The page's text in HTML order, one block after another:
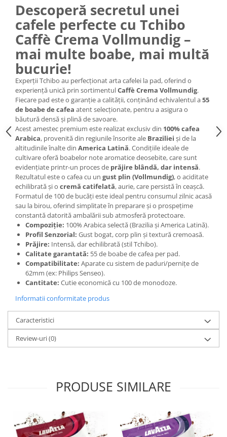
Descoperă secretul unei
cafele perfecte cu Tchibo
Caffè Crema Vollmundig –
mai multe boabe, mai multă
bucurie!
Experții Tchibo au perfecționat arta cafelei la pad, oferind o
experiență unică prin sortimentulCaffè Crema Vollmundig.
Fiecare pad este o garanție a calității, conținând echivalentul a55
de boabe de cafea atent selecționate, pentru a asigura o
băutură densă și plină de savoare.
Acest amestec premium este realizat exclusiv din 100% cafea
Arabica, provenită din regiunile însorite ale Braziliei și de la
altitudinile înalte din America Latină. Condițiile ideale de
cultivare oferă boabelor note aromatice deosebite, care sunt
evidențiate printr-un proces de prăjire blândă, dar intensă.
Rezultatul este o cafea cu un gust plin (Vollmundig), o aciditate
echilibrată și o cremă catifelată, aurie, care persistă în ceașcă.
Formatul de 100 de bucăți este ideal pentru consumul zilnic acasă
sau la birou, oferind simplitate în preparare și o prospețime
constantă datorită ambalării sub atmosferă protectoare.
Compoziție: 100% Arabica selectă (Brazilia și America Latină).
Profil Senzorial: Gust bogat, corp plin și textură cremoasă.
Prăjire: Intensă, dar echilibrată (stil Tchibo).
Calitate garantată: 55 de boabe de cafea per pad.
Compatibilitate: Aparate cu sistem de paduri/pernițe de
62mm (ex: Philips Senseo).
Cantitate: Cutie economică cu 100 de monodoze.
Informatii conformitate produs
Caracteristici
Review-uri(0)
PRODUSE SIMILARE